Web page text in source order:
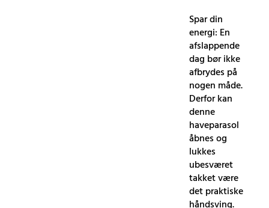
Spar din
energi: En
afslappende
dag bør ikke
afbrydes på
nogen måde.
Derfor kan
denne
haveparasol
åbnes og
lukkes
ubesværet
takket være
det praktiske